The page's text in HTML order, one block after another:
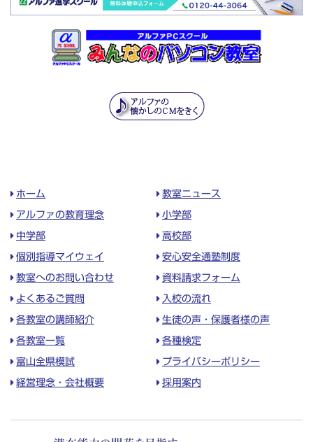
ホーム 教室ニュース
アルファの教育理念 小学部
中学部 高校部
個別指導マイウェイ 安心安全通塾制度
教室へのお問い合わせ 資料請求フォーム
よくあるご質問 入校の流れ
各教室の講師紹介 生徒の声・保護者様の声
各教室一覧 各種検定
富山全県模試 プライバシーポリシー
経営理念・会社概要 採用案内